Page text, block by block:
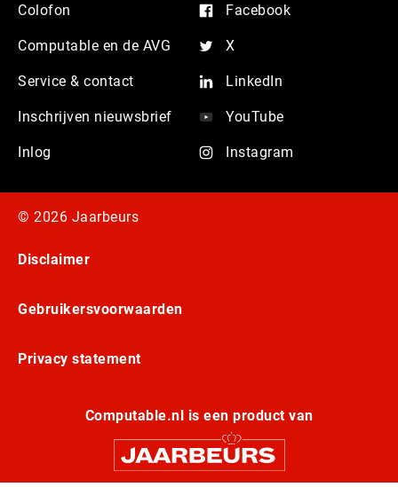
Colofon
Computable en de AVG
Service & contact
Inschrijven nieuwsbrief
Inlog
Facebook
X
LinkedIn
YouTube
Instagram
© 2026 Jaarbeurs
Disclaimer
Gebruikersvoorwaarden
Privacy statement
Computable.nl is een product van